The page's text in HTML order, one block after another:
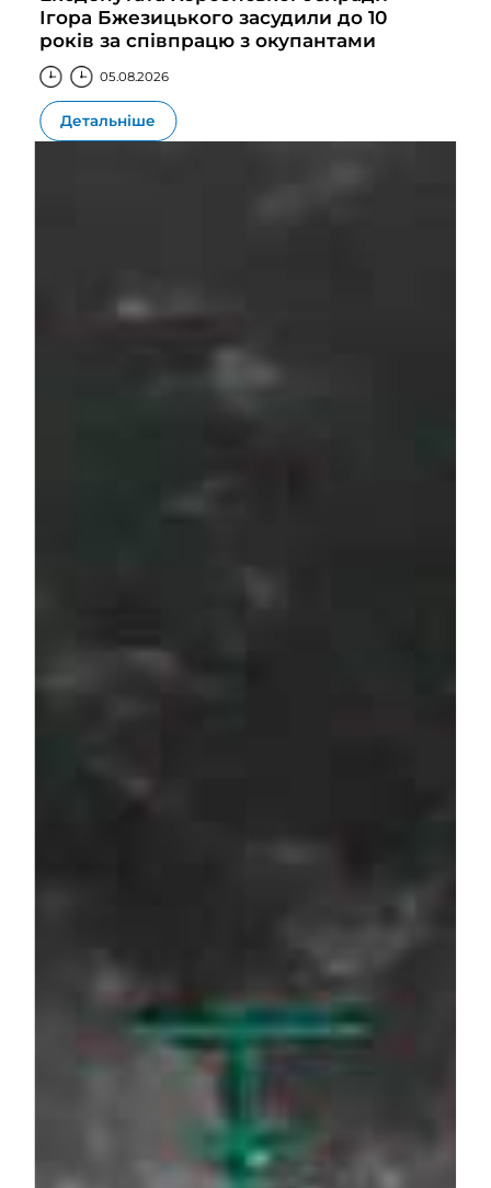
Ігора Бжезицького засудили до 10
років за співпрацю з окупантами
05.08.2026
Детальніше